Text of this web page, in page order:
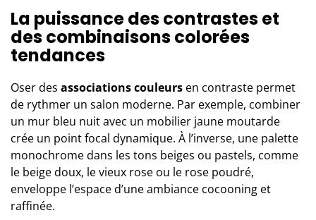
La puissance des contrastes et
des combinaisons colorées
tendances
Oser des associations couleurs en contraste permet
de rythmer un salon moderne. Par exemple, combiner
un mur bleu nuit avec un mobilier jaune moutarde
crée un point focal dynamique. À l’inverse, une palette
monochrome dans les tons beiges ou pastels, comme
le beige doux, le vieux rose ou le rose poudré,
enveloppe l’espace d’une ambiance cocooning et
raffinée.